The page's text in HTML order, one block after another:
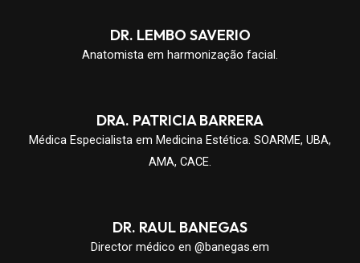
DR. LEMBO SAVERIO
Anatomista em harmonização facial.
DRA. PATRICIA BARRERA
Médica Especialista em Medicina Estética. SOARME, UBA,
AMA, CACE.
DR. RAUL BANEGAS
Director médico en @banegas.em